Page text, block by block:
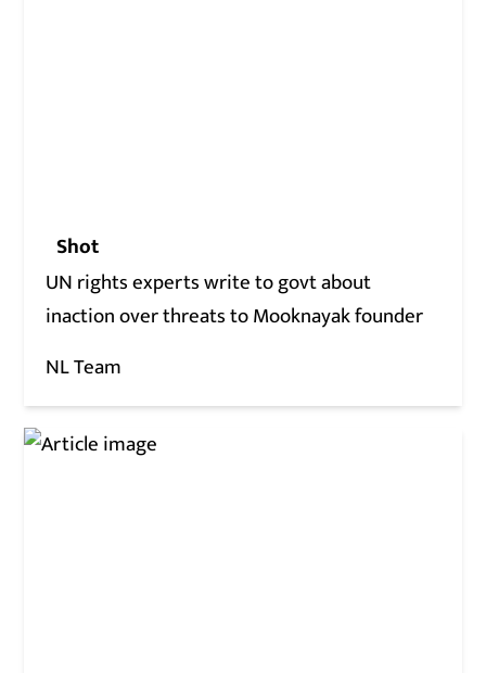
Shot
UN rights experts write to govt about
inaction over threats to Mooknayak founder
NL Team